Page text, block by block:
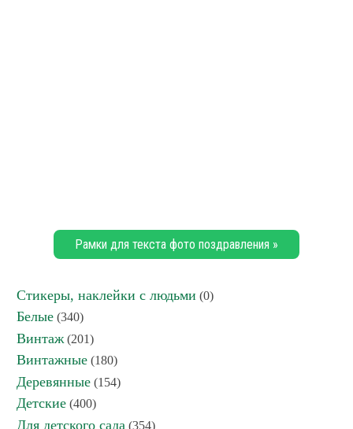
Рамки для текста фото поздравления »
Стикеры, наклейки с людьми (0)
Белые (340)
Винтаж (201)
Винтажные (180)
Деревянные (154)
Детские (400)
Для детского сада (354)